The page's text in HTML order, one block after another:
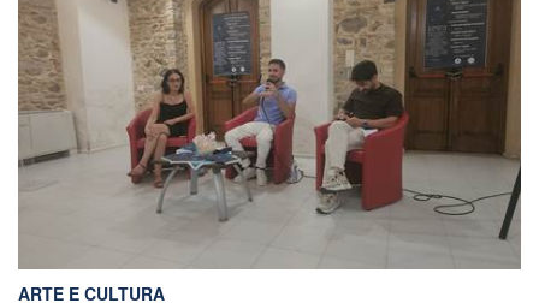
operativo della sanità calabrese per il triennio 2026-
2028. È l’ennesima denuncia del personale della sanità,
che attesta una crisi gravissima del settore, purtroppo
negata dai […]
ARTE E CULTURA